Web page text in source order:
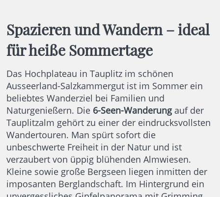
Spazieren und Wandern – ideal
für heiße Sommertage
Das Hochplateau in Tauplitz im schönen
Ausseerland-Salzkammergut ist im Sommer ein
beliebtes Wanderziel bei Familien und
Naturgenießern. Die 6-Seen-Wanderungauf der
Tauplitzalm gehört zu einer der eindrucksvollsten
Wandertouren. Man spürt sofort die
unbeschwerte Freiheit in der Natur und ist
verzaubert von üppig blühenden Almwiesen.
Kleine sowie große Bergseen liegen inmitten der
imposanten Berglandschaft. Im Hintergrund ein